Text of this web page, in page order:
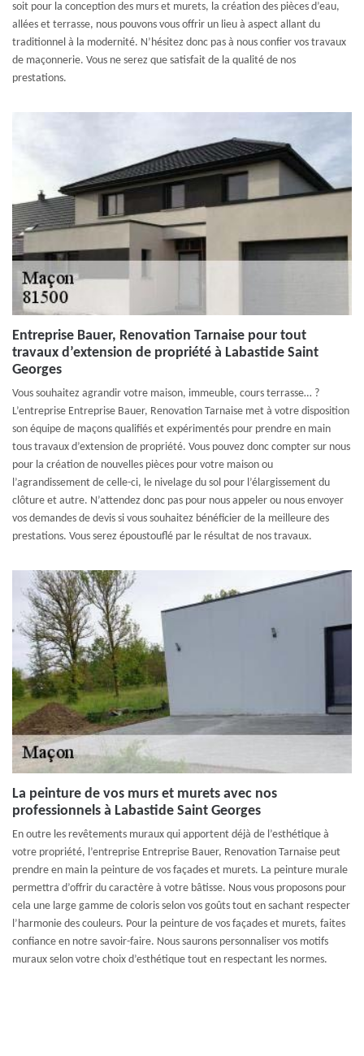
soit pour la conception des murs et murets, la création des pièces d’eau,
allées et terrasse, nous pouvons vous offrir un lieu à aspect allant du
traditionnel à la modernité. N’hésitez donc pas à nous confier vos travaux
de maçonnerie. Vous ne serez que satisfait de la qualité de nos
prestations.
Entreprise Bauer, Renovation Tarnaise pour tout
travaux d’extension de propriété à Labastide Saint
Georges
Vous souhaitez agrandir votre maison, immeuble, cours terrasse… ?
L’entreprise Entreprise Bauer, Renovation Tarnaise met à votre disposition
son équipe de maçons qualifiés et expérimentés pour prendre en main
tous travaux d’extension de propriété. Vous pouvez donc compter sur nous
pour la création de nouvelles pièces pour votre maison ou
l’agrandissement de celle-ci, le nivelage du sol pour l’élargissement du
clôture et autre. N’attendez donc pas pour nous appeler ou nous envoyer
vos demandes de devis si vous souhaitez bénéficier de la meilleure des
prestations. Vous serez époustouflé par le résultat de nos travaux.
La peinture de vos murs et murets avec nos
professionnels à Labastide Saint Georges
En outre les revêtements muraux qui apportent déjà de l’esthétique à
votre propriété, l’entreprise Entreprise Bauer, Renovation Tarnaise peut
prendre en main la peinture de vos façades et murets. La peinture murale
permettra d’offrir du caractère à votre bâtisse. Nous vous proposons pour
cela une large gamme de coloris selon vos goûts tout en sachant respecter
l’harmonie des couleurs. Pour la peinture de vos façades et murets, faites
confiance en notre savoir-faire. Nous saurons personnaliser vos motifs
muraux selon votre choix d’esthétique tout en respectant les normes.